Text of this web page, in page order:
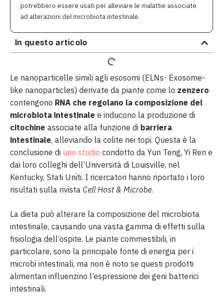
potrebbero essere usati per alleviare le malattie associate
ad alterazioni del microbiota intestinale.
In questo articolo
Le nanoparticelle simili agli esosomi (ELNs- Exosome-
like nanoparticles) derivate da piante come lo zenzero
contengono RNA che regolano la composizione del
microbiota intestinale e inducono la produzione di
citochine associate alla funzione di barriera
intestinale, alleviando la colite nei topi. Questa è la
conclusione di uno studio condotto da Yun Teng, Yi Ren e
dai loro colleghi dell’Università di Louisville, nel
Kentucky, Stati Uniti. I ricercatori hanno riportato i loro
risultati sulla rivista Cell Host & Microbe.
La dieta può alterare la composizione del microbiota
intestinale, causando una vasta gamma di effetti sulla
fisiologia dell’ospite. Le piante commestibili, in
particolare, sono la principale fonte di energia per i
microbi intestinali, ma non è noto se questi prodotti
alimentari influenzino l’espressione dei geni batterici
intestinali.